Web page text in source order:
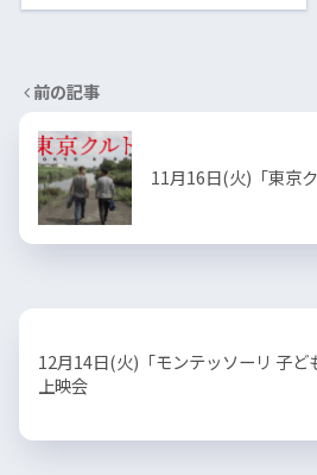
前の記事
11月16日(火)「東京
12月14日(火)「モンテッソーリ 子ど
上映会